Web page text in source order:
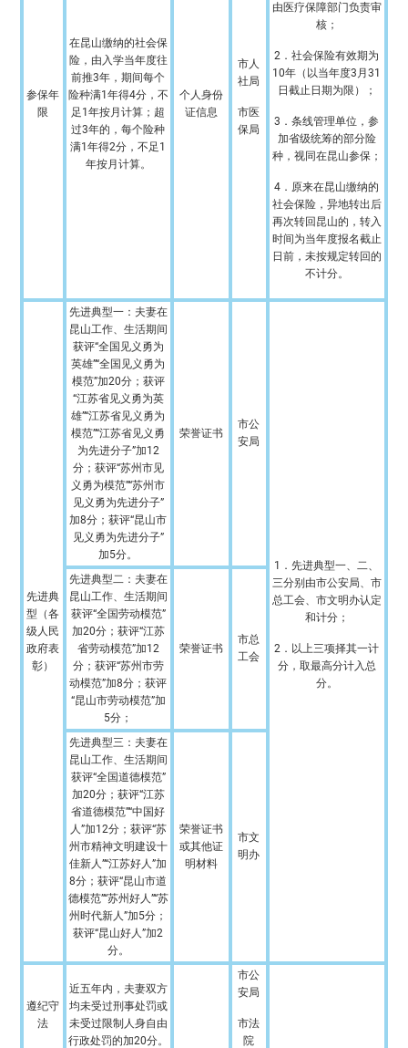
参保年
限
在昆山缴纳的社会保
险，由入学当年度往
前推3年，期间每个
险种满1年得4分，不
足1年按月计算；超
过3年的，每个险种
满1年得2分，不足1
年按月计算。
个人身份
证信息
市人
社局
市医
保局
由医疗保障部门负责审
核；
2．社会保险有效期为
10年（以当年度3月31
日截止日期为限）；
3．条线管理单位，参
加省级统筹的部分险
种，视同在昆山参保；
4．原来在昆山缴纳的
社会保险，异地转出后
再次转回昆山的，转入
时间为当年度报名截止
日前，未按规定转回的
不计分。
先进典
型（各
级人民
政府表
彰）
先进典型一：夫妻在
昆山工作、生活期间
获评“全国见义勇为
英雄”“全国见义勇为
模范”加20分；获评
“江苏省见义勇为英
雄”“江苏省见义勇为
模范”“江苏省见义勇
为先进分子”加12
分；获评“苏州市见
义勇为模范”“苏州市
见义勇为先进分子”
加8分；获评“昆山市
见义勇为先进分子”
加5分。
荣誉证书
市公
安局
1．先进典型一、二、
三分别由市公安局、市
总工会、市文明办认定
和计分；
2．以上三项择其一计
分，取最高分计入总
分。
先进典型二：夫妻在
昆山工作、生活期间
获评“全国劳动模范”
加20分；获评“江苏
省劳动模范”加12
分；获评“苏州市劳
动模范”加8分；获评
“昆山市劳动模范”加
5分；
荣誉证书
市总
工会
先进典型三：夫妻在
昆山工作、生活期间
获评“全国道德模范”
加20分；获评“江苏
省道德模范”“中国好
人”加12分；获评“苏
州市精神文明建设十
佳新人”“江苏好人”加
8分；获评“昆山市道
德模范”“苏州好人”“苏
州时代新人”加5分；
获评“昆山好人”加2
分。
荣誉证书
或其他证
明材料
市文
明办
遵纪守
法
近五年内，夫妻双方
均未受过刑事处罚或
未受过限制人身自由
行政处罚的加20分。
市公
安局
市法
院